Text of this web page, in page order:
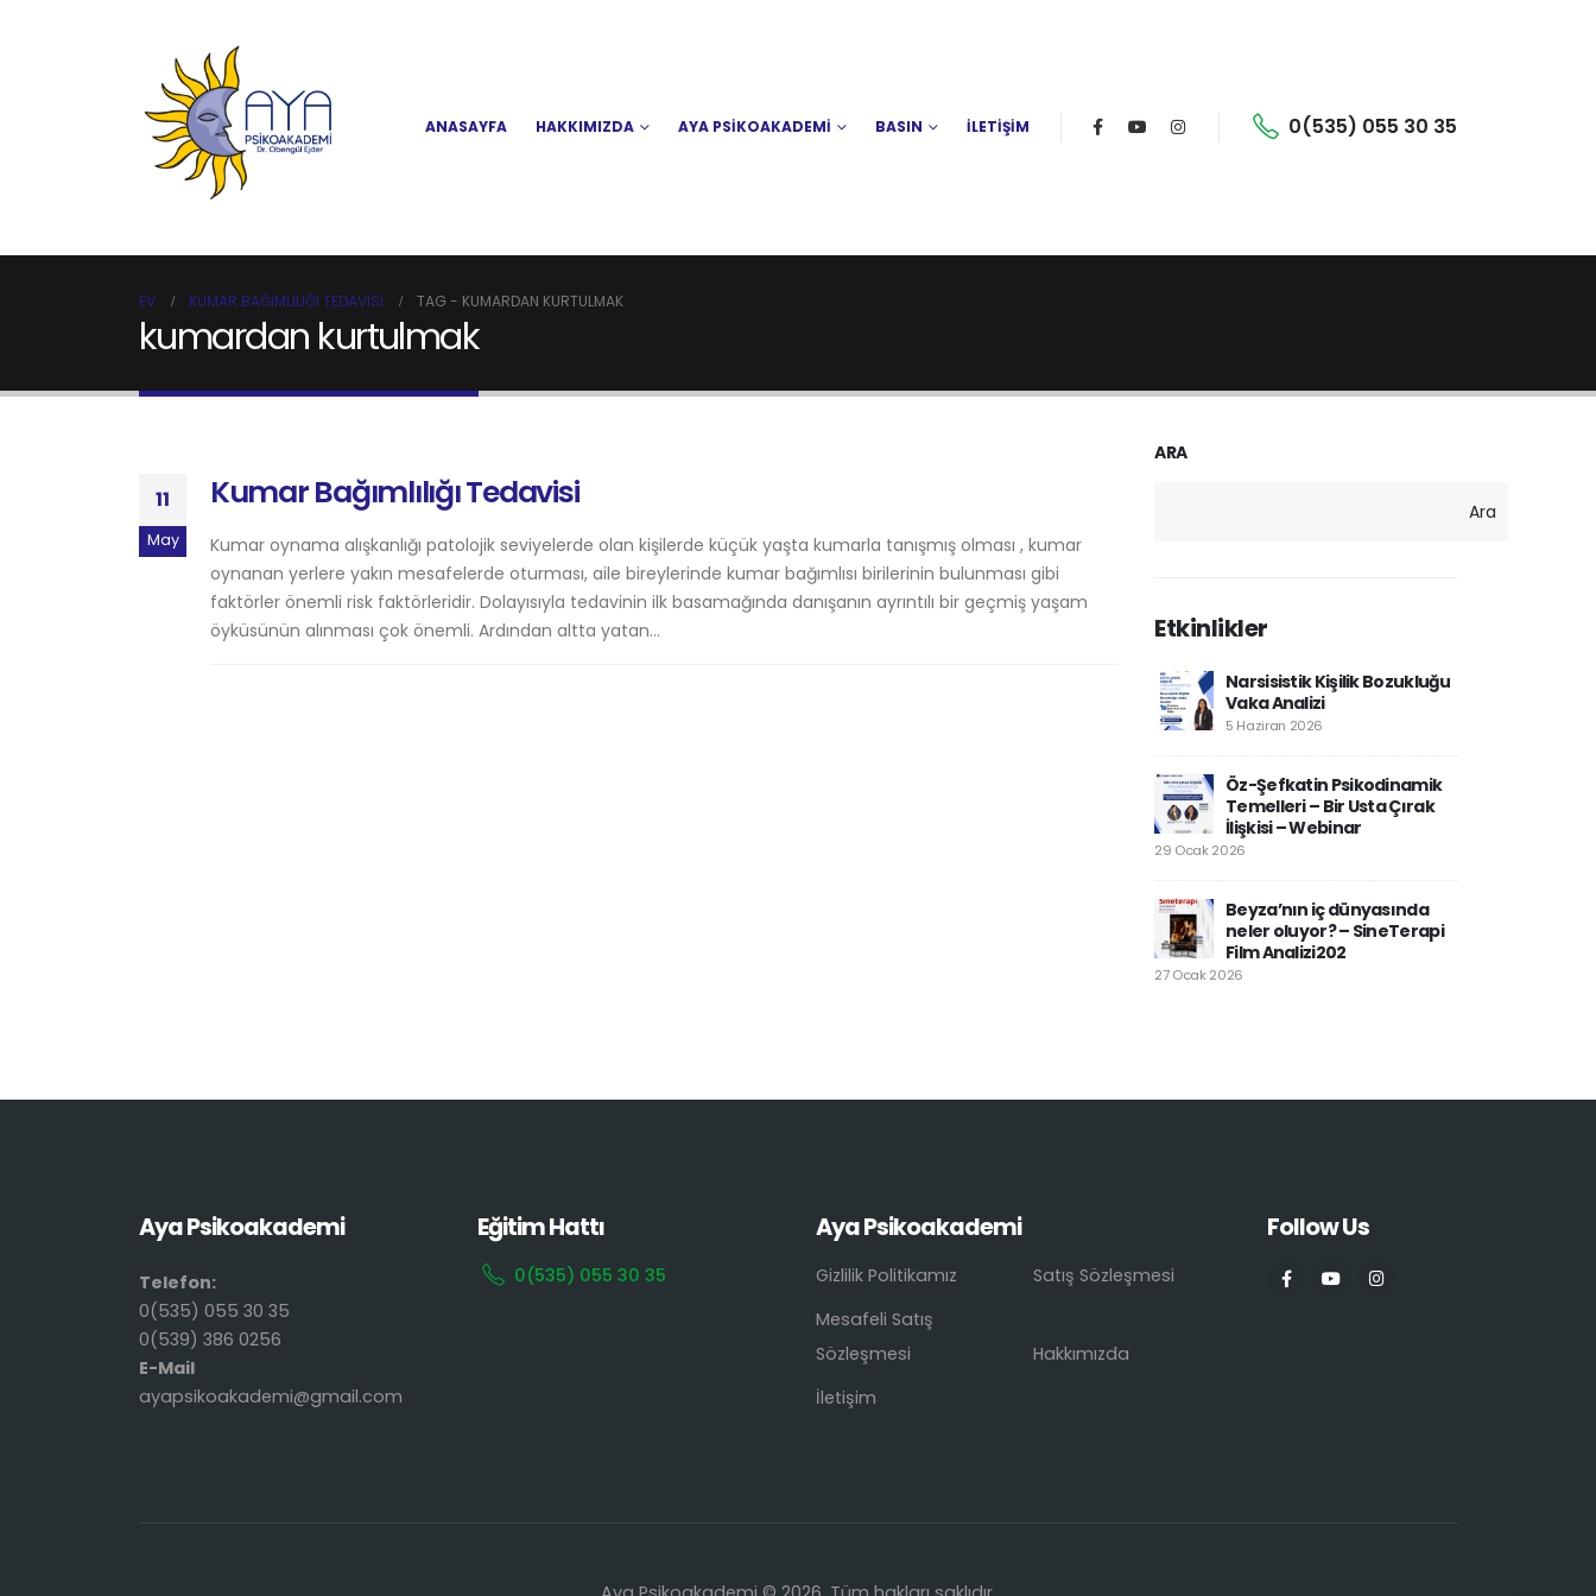
ANASAYFA HAKKIMIZDA AYA PSİKOAKADEMİ BASIN İLETİŞİM 0(535) 055 30 35
EV KUMAR BAĞIMLILIĞI TEDAVISI TAG - KUMARDAN KURTULMAK
kumardan kurtulmak
11
May
Kumar Bağımlılığı Tedavisi
Kumar oynama alışkanlığı patolojik seviyelerde olan kişilerde küçük yaşta kumarla tanışmış olması , kumar
oynanan yerlere yakın mesafelerde oturması, aile bireylerinde kumar bağımlısı birilerinin bulunması gibi
faktörler önemli risk faktörleridir. Dolayısıyla tedavinin ilk basamağında danışanın ayrıntılı bir geçmiş yaşam
öyküsünün alınması çok önemli. Ardından altta yatan...
ARA
Ara
Etkinlikler
Narsisistik Kişilik Bozukluğu
Vaka Analizi
5 Haziran 2026
Öz-Şefkatin Psikodinamik
Temelleri – Bir Usta Çırak
İlişkisi – Webinar
29 Ocak 2026
Beyza’nın iç dünyasında
neler oluyor? – SineTerapi
Film Analizi202
27 Ocak 2026
Aya Psikoakademi
Telefon:
0(535) 055 30 35
0(539) 386 0256
E-Mail
ayapsikoakademi@gmail.com
Eğitim Hattı
0(535) 055 30 35
Aya Psikoakademi
Gizlilik Politikamız
Satış Sözleşmesi
Mesafeli Satış
Sözleşmesi
Hakkımızda
İletişim
Follow Us